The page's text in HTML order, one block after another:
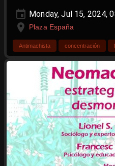
Monday, Jul 15, 2024,
Plaza España
Antimachista concentración